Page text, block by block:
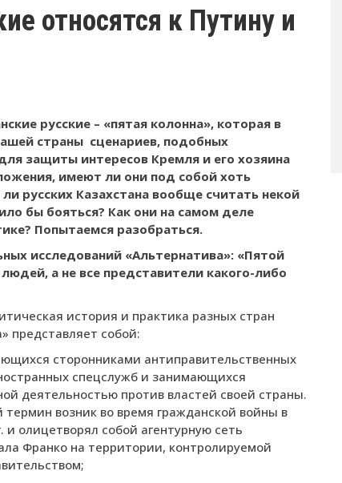
относятся к Путину и
русские – «пятая колонна», которая в
страны сценариев, подобных
защиты интересов Кремля и его хозяина
имеют ли они под собой хоть
русских Казахстана вообще считать некой
бы бояться? Как они на самом деле
Попытаемся разобраться.
исследований «Альтернатива»: «Пятой
а не все представители какого-либо
история и практика разных стран
представляет собой:
сторонниками антиправительственных
спецслужб и занимающихся
деятельностью против властей своей страны.
термин возник во время гражданской войны в
и олицетворял собой агентурную сеть
Франко на территории, контролируемой